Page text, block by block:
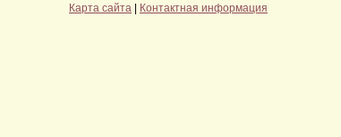
Карта сайта | Контактная информация